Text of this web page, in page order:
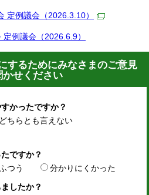
定例議会（2026.3.10）
例議会（2026.6.9）
するためにみなさまのご意見
かせください
かったですか？
どちらとも言えない
ですか？
つう
分かりにくかった
したか？